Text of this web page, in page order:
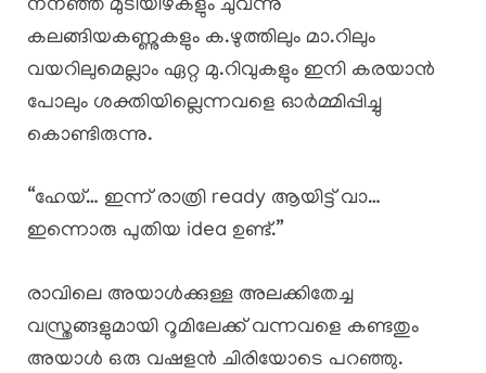
നനഞ്ഞ മുടിയിഴകളും ചുവന്നു
കലങ്ങിയകണ്ണുകളും ക.ഴുത്തിലും മാ.റിലും
വയറിലുമെല്ലാം ഏറ്റ മു.റിവുകളും ഇനി കരയാൻ
പോലും ശക്തിയില്ലെന്നവളെ ഓർമ്മിപ്പിച്ചു
കൊണ്ടിരുന്നു.
“ഹേയ്… ഇന്ന് രാത്രി ready ആയിട്ട് വാ…
ഇന്നൊരു പുതിയ idea ഉണ്ട്.”
രാവിലെ അയാൾക്കുള്ള അലക്കിതേച്ച
വസ്ത്രങ്ങളുമായി റൂമിലേക്ക് വന്നവളെ കണ്ടതും
അയാൾ ഒരു വഷളൻ ചിരിയോടെ പറഞ്ഞു.